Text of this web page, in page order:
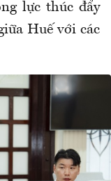
lực thúc đẩy
Huế với các